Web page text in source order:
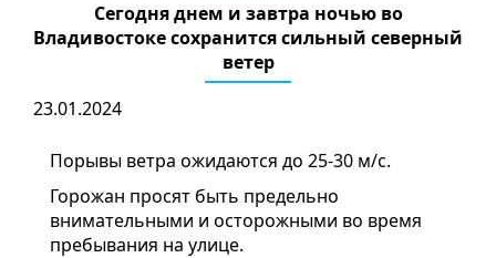
Сегодня днем и завтра ночью во
Владивостоке сохранится сильный северный
ветер
23.01.2024
Порывы ветра ожидаются до 25-30 м/с.
Горожан просят быть предельно
внимательными и осторожными во время
пребывания на улице.